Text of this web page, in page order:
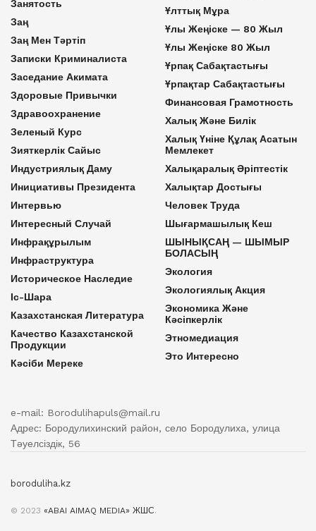
Занятость
Заң
Заң Мен Тәртіп
Записки Криминалиста
Заседание Акимата
Здоровые Привычки
Здравоохранение
Зеленый Курс
Зияткерлік Сайыс
Индустриялық Даму
Инициативы Президента
Интервью
Интересный Случай
Инфрақұрылым
Инфраструктура
Историческое Наследие
Іс-Шара
Казахстанская Литература
Качество Казахстанской
Продукции
Кәсіби Мереке
Ұлттық Мұра
Ұлы Жеңіске — 80 Жыл
Ұлы Жеңіске 80 Жыл
Ұрпақ Сабақтастығы
Ұрпақтар Сабақтастығы
Финансовая Грамотность
Халық Және Билік
Халық Үніне Құлақ Асатын
Мемлекет
Халықаралық Әріптестік
Халықтар Достығы
Человек Труда
Шығармашылық Кеш
ШЫНЫҚСАҢ — ШЫМЫР
БОЛАСЫҢ
Экология
Экологиялық Акция
Экономика Және
Кәсіпкерлік
Этномедиация
Это Интересно
e-mail: Borodulihapuls@mail.ru
Адрес: Бородулихинский район, село Бородулиха, улица
Тәуелсіздік, 56
boroduliha.kz
© 2023 «ABAI AIMAQ MEDIA» ЖШС.